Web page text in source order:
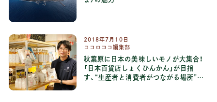
2018年7 月 10 日
ココロココ編集部
秋葉原に日本の美味しいモノが大集合！
「日本百貨店しょくひんかん」が目指
す、“生産者と消費者がつながる場所”と